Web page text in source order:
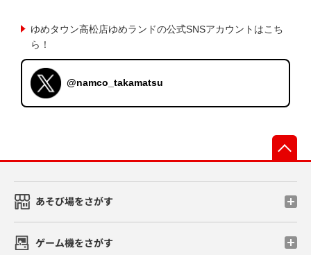
ゆめタウン高松店ゆめランドの公式SNSアカウントはこち
ら！
@namco_takamatsu
あそび場をさがす
ゲーム機をさがす